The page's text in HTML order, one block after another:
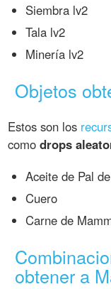
Siembra lv2
Tala lv2
Minería lv2
Objetos
Estos son los
comodrops
Aceite de Pal
Cuero
Carne de
obtener a